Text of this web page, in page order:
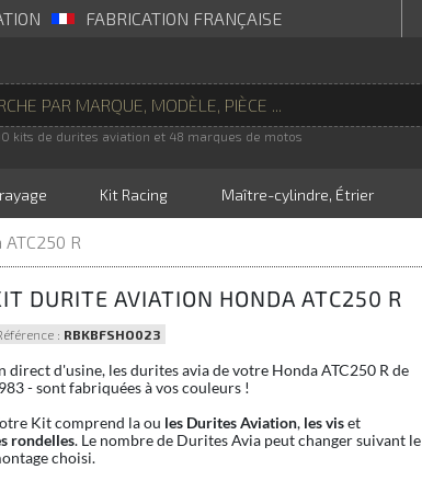
FABRICATION FRANÇAISE
kits de durites aviation et 48 marques de motos
Kit Racing Maître-cylindre, Étrier
R
DURITE AVIATION HONDA ATC250 R
: RBKBFSHO023
direct d'usine, les durites avia de votre Honda ATC250 R de
- sont fabriquées à vos couleurs !
Kit comprend la ou les Durites Aviation, les viset
rondelles. Le nombre de Durites Avia peut changer suivant le
choisi.